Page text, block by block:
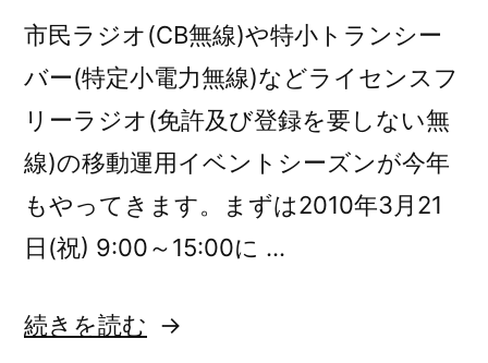
市民ラジオ(CB無線)や特小トランシー
バー(特定小電力無線)などライセンスフ
リーラジオ(免許及び登録を要しない無
線)の移動運用イベントシーズンが今年
もやってきます。まずは2010年3月21
日(祝) 9:00～15:00に …
“春
続きを読む